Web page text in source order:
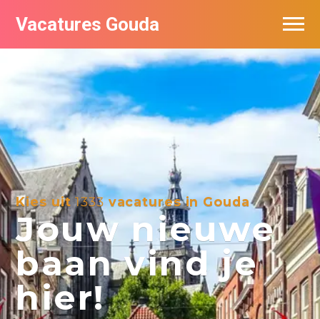
Vacatures Gouda
Kies uit1333vacatures in Gouda
Jouw nieuwe
baan vind je
hier!
Vacatures per bedrijf in Gouda
De populairste vacatures in Gouda